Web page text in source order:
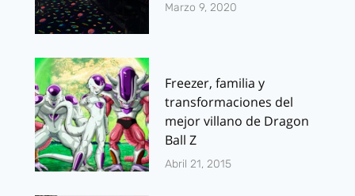
Marzo 9, 2020
Freezer, familia y
transformaciones del
mejor villano de Dragon
Ball Z
Abril 21, 2015